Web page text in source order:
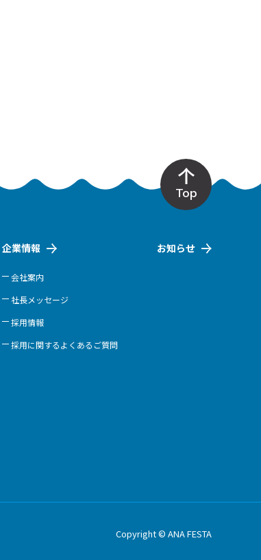
Top
企業情報
会社案内
社長メッセージ
採用情報
採用に関するよくあるご質問
お知らせ
Copyright © ANA FESTA